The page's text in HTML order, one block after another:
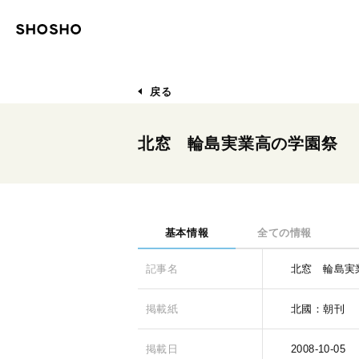
戻る
北窓 輪島実業高の学園祭
基本情報 全ての情報
記事名 北窓 輪島実
掲載紙 北國：朝刊
掲載日 2008-10-05